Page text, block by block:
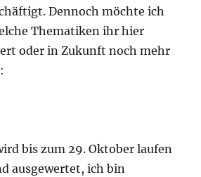
Dennoch möchte ich
Thematiken ihr hier
oder in Zukunft noch mehr
bis zum 29. Oktober laufen
ausgewertet, ich bin